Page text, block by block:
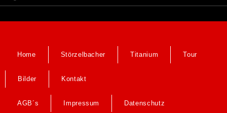
Home Störzelbacher Titanium Tour
Bilder Kontakt
AGB´s Impressum Datenschutz